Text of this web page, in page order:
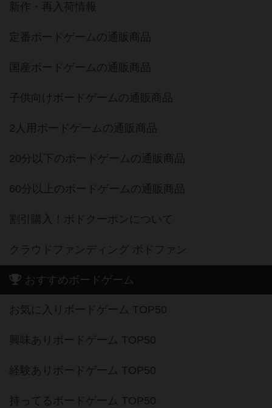
新作・再入荷情報
定番ボードゲームの通販商品
国産ボードゲームの通販商品
子供向けボードゲームの通販商品
2人用ボードゲームの通販商品
20分以下のボードゲームの通販商品
60分以上のボードゲームの通販商品
割引購入！ボドクーポンについて
クラウドファンディング ボドファン
おすすめボードゲーム
お気に入りボードゲーム TOP50
興味ありボードゲーム TOP50
経験ありボードゲーム TOP50
持ってるボードゲーム TOP50